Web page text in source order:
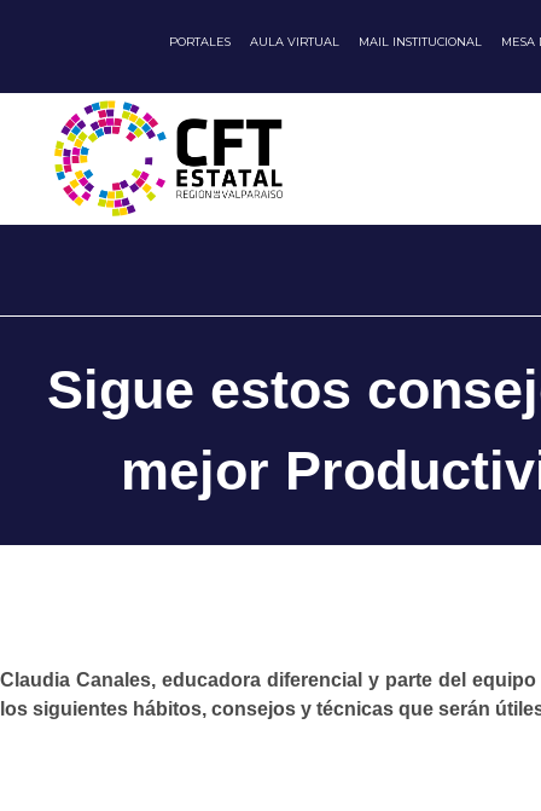
PORTALES AULA VIRTUAL MAIL INSTITUCIONAL MESA
Sigue estos
mejor
Claudia Canales, educadora diferencial y parte del
los siguientes hábitos, consejos y técnicas que serán